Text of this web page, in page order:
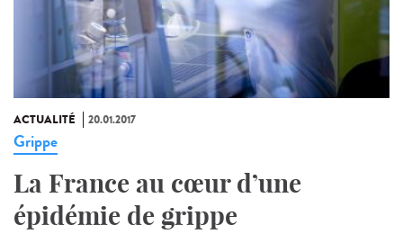
ACTUALITÉ 20.01.2017
Grippe
La France au cœur d’une
épidémie de grippe